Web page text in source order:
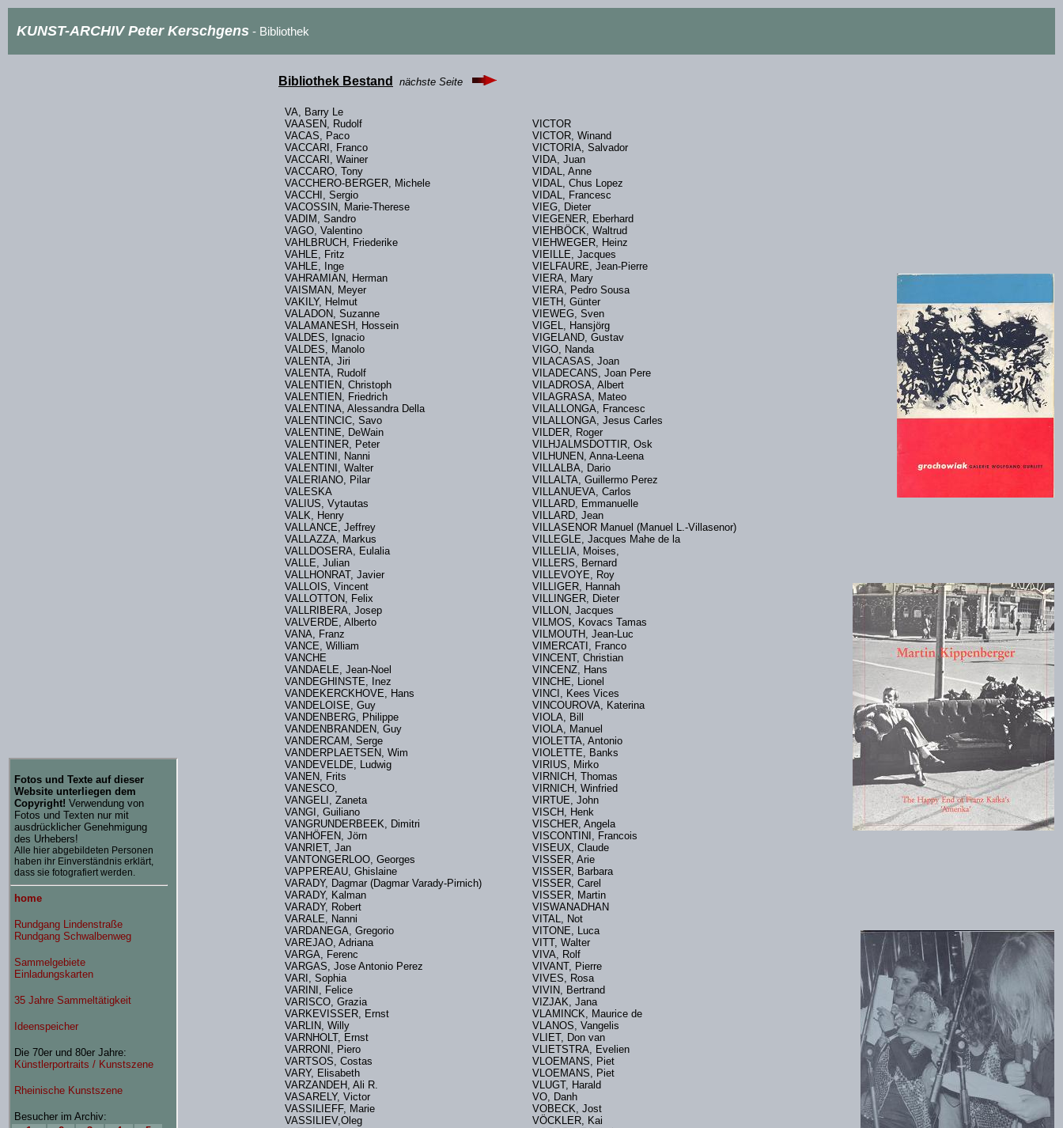
KUNST-ARCHIV Peter Kerschgens - Bibliothek
Bibliothek Bestand nächste Seite
VA, Barry Le
VAASEN, Rudolf
VACAS, Paco
VACCARI, Franco
VACCARI, Wainer
VACCARO, Tony
VACCHERO-BERGER, Michele
VACCHI, Sergio
VACOSSIN, Marie-Therese
VADIM, Sandro
VAGO, Valentino
VAHLBRUCH, Friederike
VAHLE, Fritz
VAHLE, Inge
VAHRAMIAN, Herman
VAISMAN, Meyer
VAKILY, Helmut
VALADON, Suzanne
VALAMANESH, Hossein
VALDES, Ignacio
VALDES, Manolo
VALENTA, Jiri
VALENTA, Rudolf
VALENTIEN, Christoph
VALENTIEN, Friedrich
VALENTINA, Alessandra Della
VALENTINCIC, Savo
VALENTINE, DeWain
VALENTINER, Peter
VALENTINI, Nanni
VALENTINI, Walter
VALERIANO, Pilar
VALESKA
VALIUS, Vytautas
VALK, Henry
VALLANCE, Jeffrey
VALLAZZA, Markus
VALLDOSERA, Eulalia
VALLE, Julian
VALLHONRAT, Javier
VALLOIS, Vincent
VALLOTTON, Felix
VALLRIBERA, Josep
VALVERDE, Alberto
VANA, Franz
VANCE, William
VANCHE
VANDAELE, Jean-Noel
VANDEGHINSTE, Inez
VANDEKERCKHOVE, Hans
VANDELOISE, Guy
VANDENBERG, Philippe
VANDENBRANDEN, Guy
VANDERCAM, Serge
VANDERPLAETSEN, Wim
VANDEVELDE, Ludwig
VANEN, Frits
VANESCO,
VANGELI, Zaneta
VANGI, Guiliano
VANGRUNDERBEEK, Dimitri
VANHÖFEN, Jörn
VANRIET, Jan
VANTONGERLOO, Georges
VAPPEREAU, Ghislaine
VARADY, Dagmar (Dagmar Varady-Pirnich)
VARADY, Kalman
VARADY, Robert
VARALE, Nanni
VARDANEGA, Gregorio
VAREJAO, Adriana
VARGA, Ferenc
VARGAS, Jose Antonio Perez
VARI, Sophia
VARINI, Felice
VARISCO, Grazia
VARKEVISSER, Ernst
VARLIN, Willy
VARNHOLT, Ernst
VARRONI, Piero
VARTSOS, Costas
VARY, Elisabeth
VARZANDEH, Ali R.
VASARELY, Victor
VASSILIEFF, Marie
VASSILIEV,Oleg
VICTOR
VICTOR, Winand
VICTORIA, Salvador
VIDA, Juan
VIDAL, Anne
VIDAL, Chus Lopez
VIDAL, Francesc
VIEG, Dieter
VIEGENER, Eberhard
VIEHBÖCK, Waltrud
VIEHWEGER, Heinz
VIEILLE, Jacques
VIELFAURE, Jean-Pierre
VIERA, Mary
VIERA, Pedro Sousa
VIETH, Günter
VIEWEG, Sven
VIGEL, Hansjörg
VIGELAND, Gustav
VIGO, Nanda
VILACASAS, Joan
VILADECANS, Joan Pere
VILADROSA, Albert
VILAGRASA, Mateo
VILALLONGA, Francesc
VILALLONGA, Jesus Carles
VILDER, Roger
VILHJALMSDOTTIR, Osk
VILHUNEN, Anna-Leena
VILLALBA, Dario
VILLALTA, Guillermo Perez
VILLANUEVA, Carlos
VILLARD, Emmanuelle
VILLARD, Jean
VILLASENOR Manuel (Manuel L.-Villasenor)
VILLEGLE, Jacques Mahe de la
VILLELIA, Moises,
VILLERS, Bernard
VILLEVOYE, Roy
VILLIGER, Hannah
VILLINGER, Dieter
VILLON, Jacques
VILMOS, Kovacs Tamas
VILMOUTH, Jean-Luc
VIMERCATI, Franco
VINCENT, Christian
VINCENZ, Hans
VINCHE, Lionel
VINCI, Kees Vices
VINCOUROVA, Katerina
VIOLA, Bill
VIOLA, Manuel
VIOLETTA, Antonio
VIOLETTE, Banks
VIRIUS, Mirko
VIRNICH, Thomas
VIRNICH, Winfried
VIRTUE, John
VISCH, Henk
VISCHER, Angela
VISCONTINI, Francois
VISEUX, Claude
VISSER, Arie
VISSER, Barbara
VISSER, Carel
VISSER, Martin
VISWANADHAN
VITAL, Not
VITONE, Luca
VITT, Walter
VIVA, Rolf
VIVANT, Pierre
VIVES, Rosa
VIVIN, Bertrand
VIZJAK, Jana
VLAMINCK, Maurice de
VLANOS, Vangelis
VLIET, Don van
VLIETSTRA, Evelien
VLOEMANS, Piet
VLOEMANS, Piet
VLUGT, Harald
VO, Danh
VOBECK, Jost
VÖCKLER, Kai